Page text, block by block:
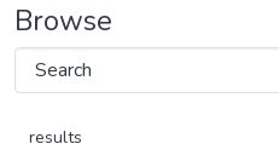
Browse
results